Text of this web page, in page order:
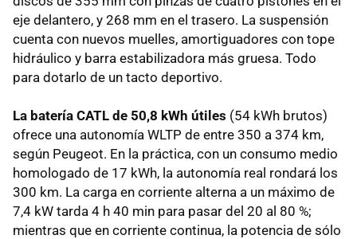
eje delantero, y 268 mm en el trasero. La suspensión
cuenta con nuevos muelles, amortiguadores con tope
hidráulico y barra estabilizadora más gruesa. Todo
para dotarlo de un tacto deportivo.
La batería CATL de 50,8 kWh útiles (54 kWh brutos)
ofrece una autonomía WLTP de entre 350 a 374 km,
según Peugeot. En la práctica, con un consumo medio
homologado de 17 kWh, la autonomía real rondará los
300 km. La carga en corriente alterna a un máximo de
7,4 kW tarda 4 h 40 min para pasar del 20 al 80 %;
mientras que en corriente continua, la potencia de sólo